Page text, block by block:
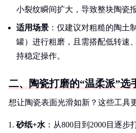
小裂纹瞬间扩大，导致整块陶瓷报
适用场景 ：仅建议对粗糙的陶土
罐）进行粗磨，且需搭配低转速
持稳定操作。
二、陶瓷打磨的“温柔派”选
想让陶瓷表面光滑如新？这些工具
砂纸+水 ：从800目到2000目逐